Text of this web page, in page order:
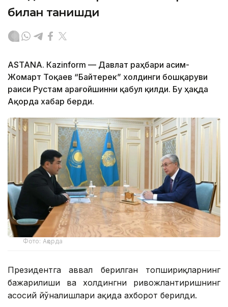
билан танишди
ASTANА. Каzinform — Давлат раҳбари Қасим-
Жомарт Тоқаев “Байтерек” холдинги бошқаруви
раиси Рустам Қарағойшинни қабул қилди. Бу ҳақда
Ақорда хабар берди.
Фото: Ақорда
Президентга аввал берилган топшириқларнинг
бажарилиши ва холдингни ривожлантиришнинг
асосий йўналишлари ҳақида ахборот берилди.